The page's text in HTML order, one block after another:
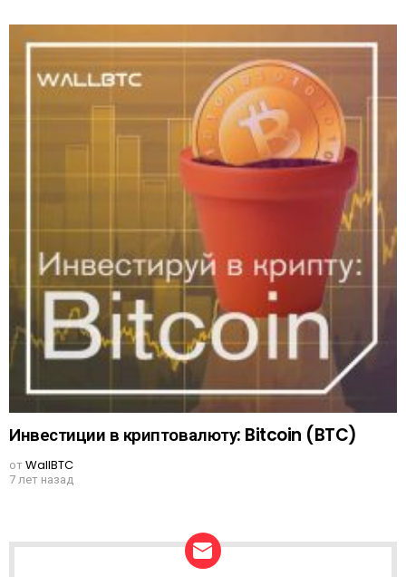
Инвестиции в криптовалюту: Bitcoin (BTC)
отWallBTC
7 лет назад